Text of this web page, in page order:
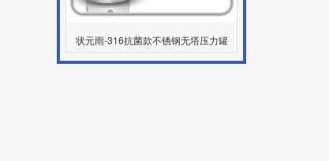
状元雨-316抗菌款不锈钢无塔压力罐